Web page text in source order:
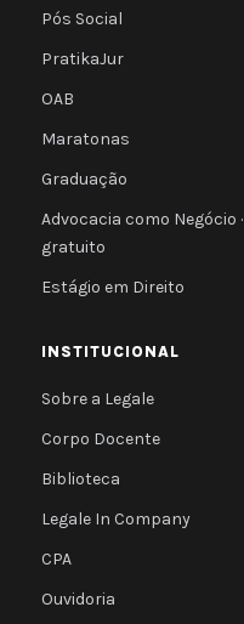
Pós Social
PratikaJur
OAB
Maratonas
Graduação
Advocacia como Negócio ·
gratuito
Estágio em Direito
INSTITUCIONAL
Sobre a Legale
Corpo Docente
Biblioteca
Legale In Company
CPA
Ouvidoria